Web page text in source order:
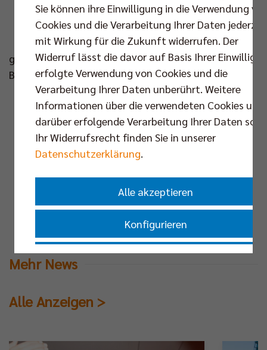
nfrastruktur, Sportstätten, Arbeitsmarkt und
gesellschaftlicher Zusammenhalt – all das
könnte durch Olympische Spiele an der Spree
gestärkt werden, findet der Geschäftsführer der
Berlin Recycling Volleys.
>>> Zum Gastbeitrag im Tagesspiegel <<<
News teilen
Übersicht
Mehr News
Alle Anzeigen >
Sie können ihre Einwilligung in die Verwendung
Cookies und die Verarbeitung Ihrer Daten
mit Wirkung für die Zukunft widerrufen. Der
Widerruf lässt die davor auf Basis Ihrer
erfolgte Verwendung von Cookies und die
Verarbeitung Ihrer Daten unberührt. Weitere
Informationen über die verwendeten Cookies und
darüber erfolgende Verarbeitung Ihrer Daten
Ihr Widerrufsrecht finden Sie in unserer
Datenschutzerklärung
Alle akzeptieren
Konfigurieren
Nur essenzielle Cookies akzeptieren